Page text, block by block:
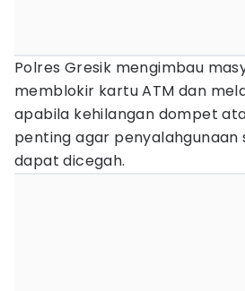
Polres Gresik mengimbau
memblokir kartu ATM dan
apabila kehilangan dompet
penting agar penyalahgunaan
dapat dicegah.